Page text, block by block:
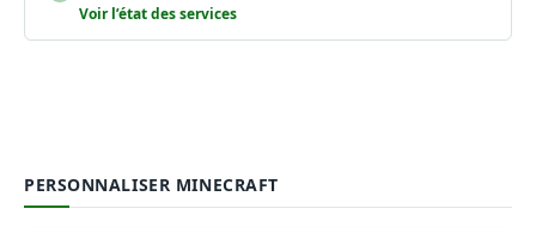
Voir l’état des services
PERSONNALISER MINECRAFT